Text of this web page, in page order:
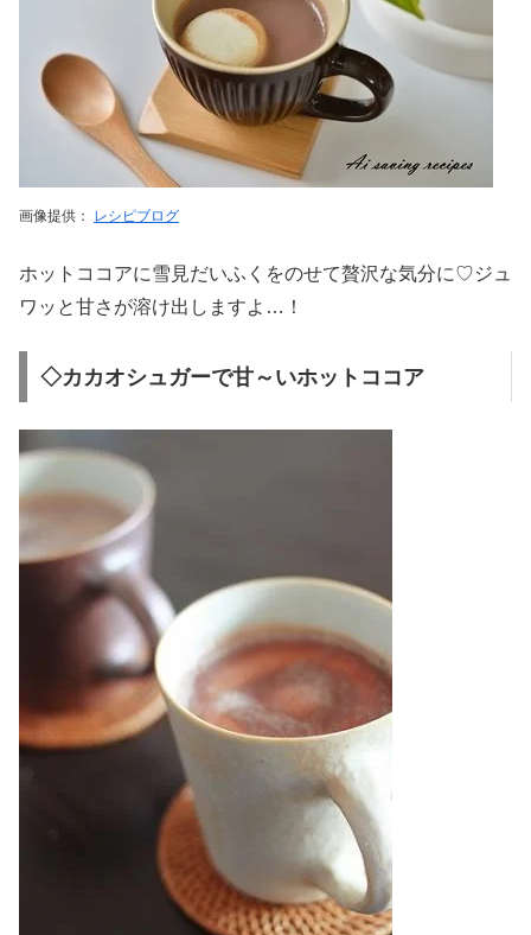
画像提供： レシピブログ
ホットココアに雪見だいふくをのせて贅沢な気分に♡ジュ
ワッと甘さが溶け出しますよ…！
◇カカオシュガーで甘～いホットココア